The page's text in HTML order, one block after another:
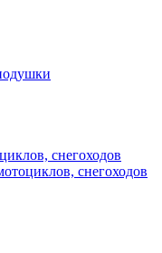
снегоходов
снегоходов